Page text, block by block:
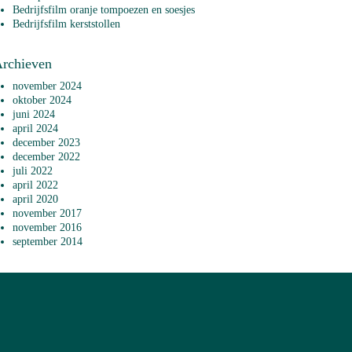
Bedrijfsfilm oranje tompoezen en soesjes
Bedrijfsfilm kerststollen
november 2024
oktober 2024
juni 2024
april 2024
december 2023
december 2022
juli 2022
april 2022
april 2020
november 2017
november 2016
september 2014